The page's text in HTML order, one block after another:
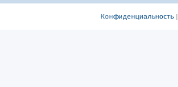
Конфиденциальность|